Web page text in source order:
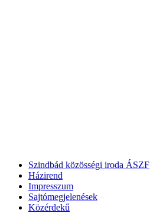
Szindbád közösségi iroda ÁSZF
Házirend
Impresszum
Sajtómegjelenések
Közérdekű